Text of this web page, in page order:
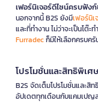
เฟอร์นิเจอร์ดีไซน์ครบฟัง
นอกจากนี้ B2S ยังมีเฟอร์นิเ
และที่ทำงาน ไม่ว่าจะเป็นโต๊
Furradecก็มีให้เลือกครบครั
โปรโมชั่นและสิทธิพิเศ
B2S จัดเต็มโปรโมชั่นและสิ
อัปเดตทุกเดือนกับแคมเปญ